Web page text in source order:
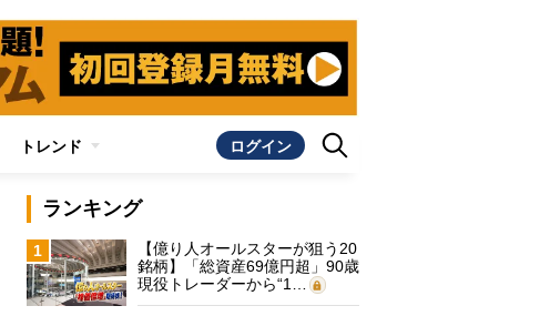
トレンド ログイン
ランキング
1
【億り人オールスターが狙う20
銘柄】「総資産69億円超」90歳
現役トレーダーから“1…